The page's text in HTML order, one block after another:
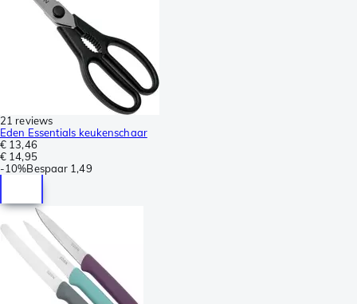
21 reviews
Eden Essentials keukenschaar
€ 13,46
€ 14,95
-10%Bespaar 1,49